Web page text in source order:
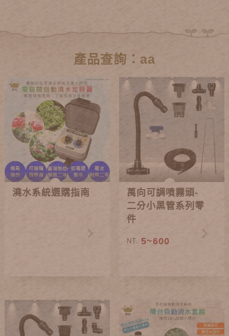
產品查詢：aa
澆水系統選購指南
萬向可調噴霧頭-
二分小黑管系列零
件
NT. 5~600